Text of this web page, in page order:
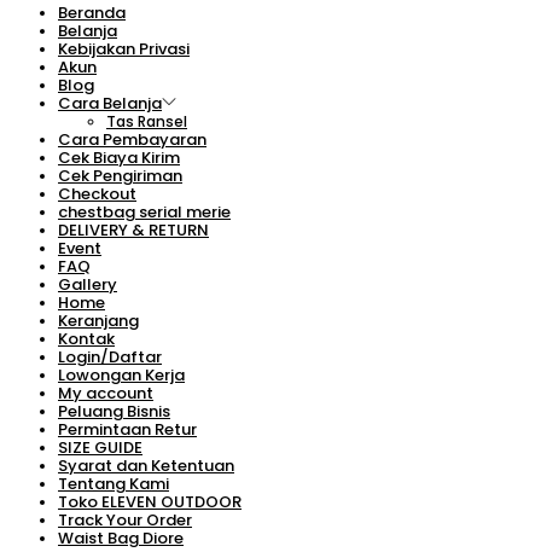
Beranda
Belanja
Kebijakan Privasi
Akun
Blog
Cara Belanja
Tas Ransel
Cara Pembayaran
Cek Biaya Kirim
Cek Pengiriman
Checkout
chestbag serial merie
DELIVERY & RETURN
Event
FAQ
Gallery
Home
Keranjang
Kontak
Login/Daftar
Lowongan Kerja
My account
Peluang Bisnis
Permintaan Retur
SIZE GUIDE
Syarat dan Ketentuan
Tentang Kami
Toko ELEVEN OUTDOOR
Track Your Order
Waist Bag Diore